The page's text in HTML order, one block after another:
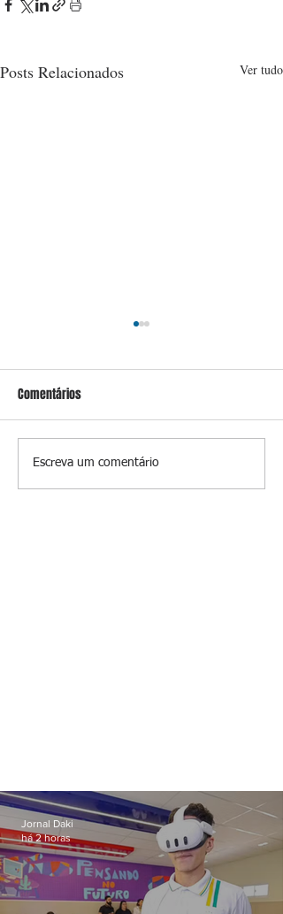
Posts Relacionados Ver tudo
Conceição
Comentários
Escreva um comentário
Jornal Daki
há 2 horas